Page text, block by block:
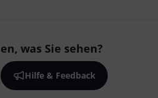
was Sie sehen?
Hilfe & Feedback